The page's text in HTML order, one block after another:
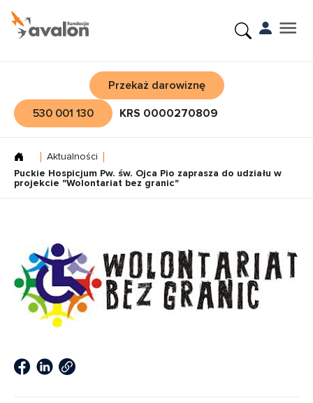
Przekaż darowiznę
530 001 130
KRS 0000270809
Aktualności
Puckie Hospicjum Pw. św. Ojca Pio zaprasza do udziału w
projekcie "Wolontariat bez granic"